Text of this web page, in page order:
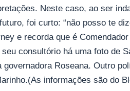
Neste caso, ao ser
foi curto: “não posso te
e recorda que é
seu consultório há uma foto de
governadora Roseana. Outro
informações são do